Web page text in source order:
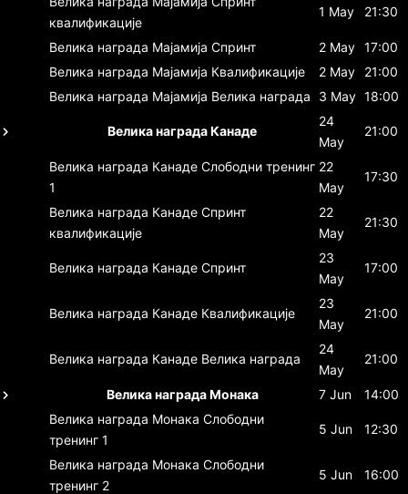
квалификације
1 May 21:30
Велика награда Мајамија Спринт 2 May 17:00
Велика награда Мајамија Квалификације 2 May
21:00
Велика награда Мајамија Велика награда 3 May 18:00
Велика награда Канаде
24
May
21:00
Велика награда Канаде Слободни тренинг
1
22
May
17:30
Велика награда Канаде Спринт
квалификације
22
May
21:30
Велика награда Канаде Спринт
23
May
17:00
Велика награда Канаде Квалификације
23
May
21:00
Велика награда Канаде Велика награда
24
May
21:00
Велика награда Монака 7 Jun
14:00
Велика награда Монака Слободни
тренинг 1
5 Jun 12:30
Велика награда Монака Слободни
тренинг 2
5 Jun 16:00